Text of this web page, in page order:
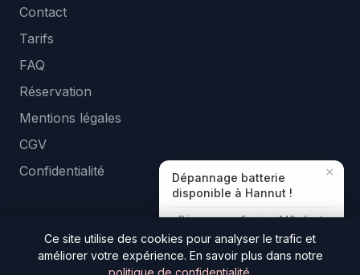
Contact
Tarifs
FAQ
Réservation
Mentions légales
CGV
Confidentialité
© 2026 Tologa Location. Tous droits réservés. —
×
Dépannage batterie
disponible à Hannut !
Réponse en ~5 min · +140 clients
Ce site utilise des cookies pour analyser le trafic et
améliorer votre expérience. En savoir plus dans notre
politique de confidentialité